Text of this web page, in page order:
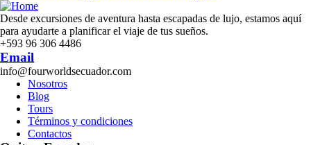
Desde excursiones de aventura hasta escapadas de lujo, estamos aquí
para ayudarte a planificar el viaje de tus sueños.
+593 96 306 4486
Email
info@fourworldsecuador.com
Nosotros
Blog
Tours
Términos y condiciones
Contactos